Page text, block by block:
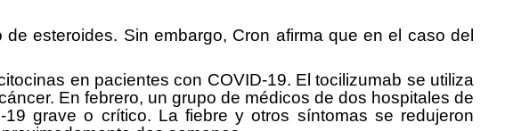
esteroides. Sin embargo, Cron afirma que en el caso del
en pacientes con COVID-19. El tocilizumab se utiliza
En febrero, un grupo de médicos de dos hospitales de
grave o crítico. La fiebre y otros síntomas se redujeron